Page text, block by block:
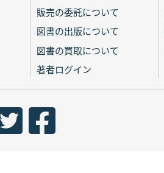
販売の委託について
図書の出版について
図書の買取について
著者ログイン